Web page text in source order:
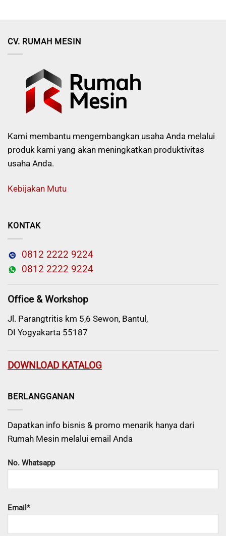
CV. RUMAH MESIN
Kami membantu mengembangkan usaha Anda melalui
produk kami yang akan meningkatkan produktivitas
usaha Anda.
Kebijakan Mutu
KONTAK
0812 2222 9224
0812 2222 9224
Office & Workshop
Jl. Parangtritis km 5,6 Sewon, Bantul,
DI Yogyakarta 55187
DOWNLOAD KATALOG
BERLANGGANAN
Dapatkan info bisnis & promo menarik hanya dari
Rumah Mesin melalui email Anda
No. Whatsapp
Email*